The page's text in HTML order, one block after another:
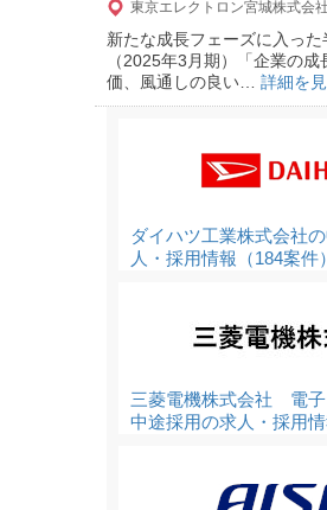
東京エレクトロン宮城株式会社
新たな成長フェーズに入っ
（2025年3月期）「企業の
価、風通しの良い… 詳細を
ダイハツ工業株式会社
人・採用情報（184案件）
三菱電機株式会社 電
中途採用の求人・採用情